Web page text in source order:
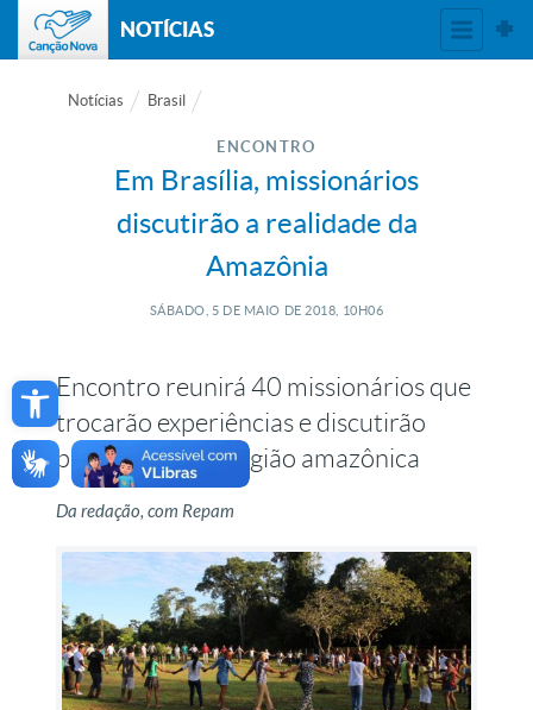
Open toolbar
NOTÍCIAS
Notícias Brasil
ENCONTRO
Em Brasília, missionários
discutirão a realidade da
Amazônia
SÁBADO, 5 DE MAIO DE 2018, 10H06
Encontro reunirá 40 missionários que
trocarão experiências e discutirão
projetos para a região amazônica
Da redação, com Repam